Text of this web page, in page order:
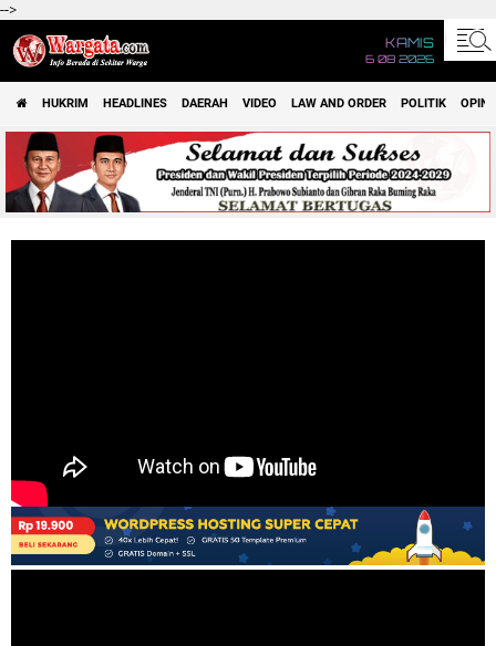
-->
KAMIS
6 08 2026
HUKRIM HEADLINES DAERAH VIDEO LAW AND ORDER POLITIK OPINI